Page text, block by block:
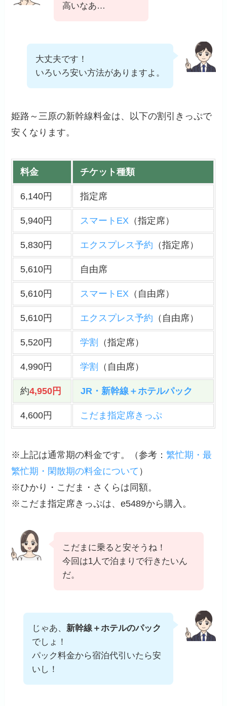
高いなあ…
大丈夫です！
いろいろ安い方法がありますよ。
姫路～三原の新幹線料金は、以下の割引きっぷで
安くなります。
料金 チケット種類
6,140円 指定席
5,940円 スマートEX（指定席）
5,830円 エクスプレス予約 （指定席）
5,610円 自由席
5,610円 スマートEX（自由席）
5,610円 エクスプレス予約 （自由席）
5,520円 学割 （指定席）
4,990円 学割 （自由席）
約4,950円 JR・新幹線＋ホテルパック
4,600円 こだま指定席きっぷ
※上記は通常期の料金です。（参考 ：繁忙期・最
繁忙期・閑散期の料金について ）
※ひかり・こだま・さくらは同額。
※こだま指定席きっぷは、e5489から購入。
こだまに乗ると安そうね！
今回は1人で泊まりで行きたいん
だ。
じゃあ、 新幹線＋ホテルのパック
でしょ！
パック料金から宿泊代引いたら安
いし！